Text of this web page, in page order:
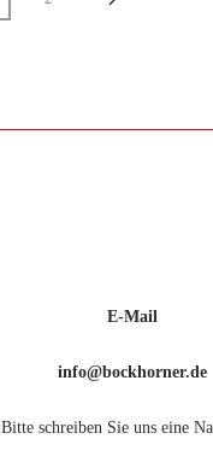
E-Mail
info@bockhorner.de
Bitte schreiben Sie uns eine